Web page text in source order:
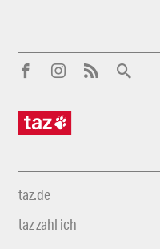
taz.de
taz zahl ich